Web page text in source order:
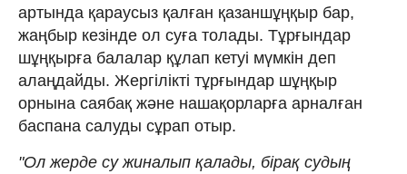
артында қараусыз қалған қазаншұңқыр бар,
жаңбыр кезінде ол суға толады. Тұрғындар
шұңқырға балалар құлап кетуі мүмкін деп
алаңдайды. Жергілікті тұрғындар шұңқыр
орнына саябақ және нашақорларға арналған
баспана салуды сұрап отыр.
"Ол жерде су жиналып қалады, бірақ судың